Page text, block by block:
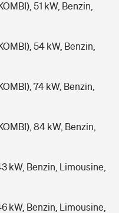
51 kW, Benzin,
54 kW, Benzin,
74 kW, Benzin,
84 kW, Benzin,
kW, Benzin, Limousine,
kW, Benzin, Limousine,